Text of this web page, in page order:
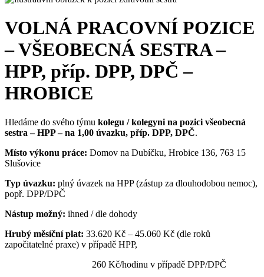
VOLNÁ PRACOVNÍ POZICE
– VŠEOBECNÁ SESTRA –
HPP, příp. DPP, DPČ –
HROBICE
Hledáme do svého týmu kolegu / kolegyni na pozici všeobecná
sestra – HPP – na 1,00 úvazku, příp. DPP, DPČ.
Místo výkonu práce: Domov na Dubíčku, Hrobice 136, 763 15
Slušovice
Typ úvazku: plný úvazek na HPP (zástup za dlouhodobou nemoc),
popř. DPP/DPČ
Nástup možný: ihned / dle dohody
Hrubý měsíční plat: 33.620 Kč – 45.060 Kč (dle roků
započitatelné praxe) v případě HPP,
260 Kč/hodinu v případě DPP/DPČ